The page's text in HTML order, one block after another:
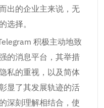
出的企业主来说，无
选择。
积极主动地致
的消息平台，其举措
私的重视，以及简体
显了其发展轨迹的活
深刻理解相结合，使